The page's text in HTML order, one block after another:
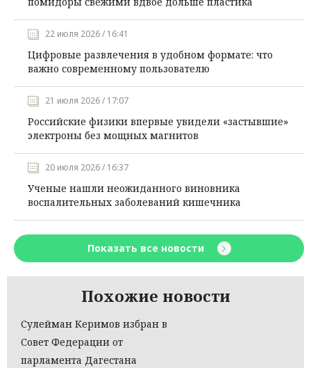
22 июля 2026 / 16:41
Цифровые развлечения в удобном формате: что
важно современному пользователю
21 июля 2026 / 17:07
Российские физики впервые увидели «застывшие»
электроны без мощных магнитов
20 июля 2026 / 16:37
Ученые нашли неожиданного виновника
воспалительных заболеваний кишечника
Показать все новости
Похожие новости
Сулейман Керимов избран в
Совет Федерации от
парламента Дагестана